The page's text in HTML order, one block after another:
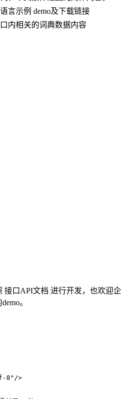
言示例 demo及下载链接
内相关的词典数据内容
接口API文档 进行开发，也欢迎企
。
8" />